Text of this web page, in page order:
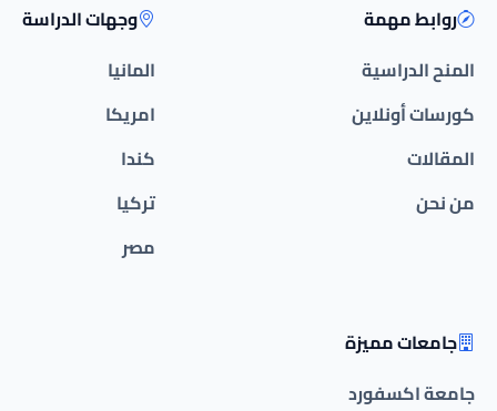
روابط مهمة
المنح الدراسية
كورسات أونلاين
المقالات
من نحن
وجهات الدراسة
المانيا
امريكا
كندا
تركيا
مصر
جامعات مميزة
جامعة اكسفورد